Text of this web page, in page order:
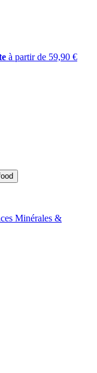
à partir de 59,90 €
Minérales &